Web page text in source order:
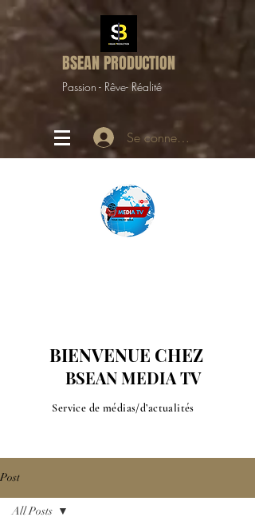
BSEAN PRODUCTION
Passion - Rêve- Réalité
Se connecter
BIENVENUE CHEZ
MEDIA TV
Service de médias/d’actualités
Post
All Posts